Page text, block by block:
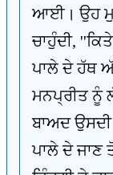
ਆਈ। ਉਹ
ਚਾਹੁੰਦੀ,
ਪਾਲੇ ਦੇ ਹੱਥ
ਮਨਪ੍ਰੀਤ ਨੂੰ
ਬਾਅਦ ਉਸਦੀ
ਪਾਲੇ ਦੇ ਜਾਣ